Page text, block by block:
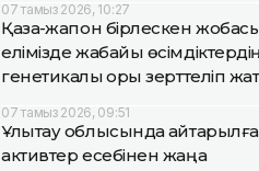
07 тамыз 2026, 10:27
Қазақ-жапон бірлескен
елімізде жабайы
генетикалық қоры зерттеліп
07 тамыз 2026, 09:51
Ұлытау облысында
активтер есебінен жаңа